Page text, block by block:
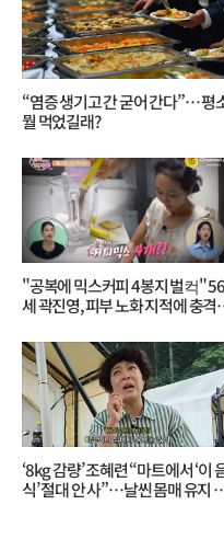
“염증 생기고 간 굳어 간다”… 평
뭘 먹었길래?
"공복에 믹스커피 4봉지 벌컥" 56
세 곽진영, 피부 노화 지적에 충
‘8kg 감량’ 조혜련 “마트에서 ‘이
식’ 절대 안 사”…날씬 몸매 유지